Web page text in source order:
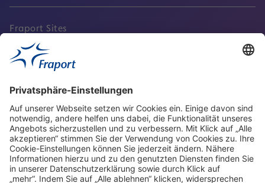
Fraport Sites
Aktuell
Service
Frankfurt Airport